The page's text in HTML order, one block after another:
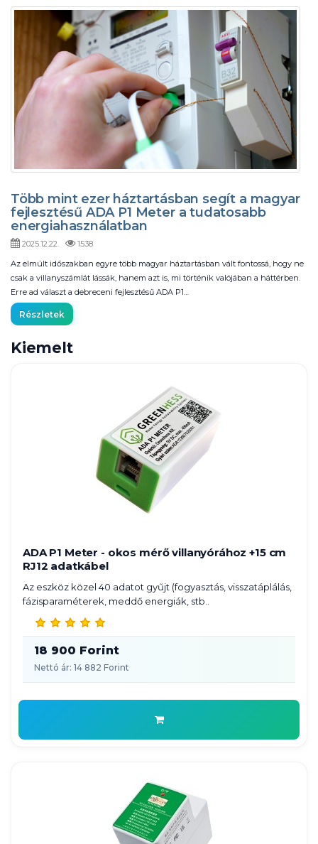
Több mint ezer háztartásban segít a magyar
fejlesztésű ADA P1 Meter a tudatosabb
energiahasználatban
2025.12.22.
1538
Az elmúlt időszakban egyre több magyar háztartásban vált fontossá, hogy ne
csak a villanyszámlát lássák, hanem azt is, mi történik valójában a háttérben.
Erre ad választ a debreceni fejlesztésű ADA P1…
Részletek
Kiemelt
ADA P1 Meter - okos mérő villanyórához +15 cm
RJ12 adatkábel
Az eszköz közel 40 adatot gyűjt (fogyasztás, visszatáplálás,
fázisparaméterek, meddő energiák, stb..
18 900 Forint
Nettó ár: 14 882 Forint